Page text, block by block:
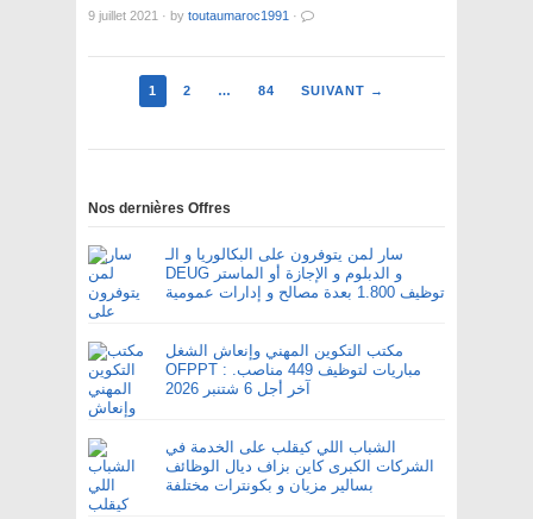
9 juillet 2021 · by toutaumaroc1991 ·
1 2 … 84 SUIVANT →
Nos dernières Offres
سار لمن يتوفرون على البكالوريا و الـ
DEUG و الدبلوم و الإجازة أو الماستر
توظيف 1.800 بعدة مصالح و إدارات عمومية
مكتب التكوين المهني وإنعاش الشغل
OFPPT : مباريات لتوظيف 449 مناصب.
آخر أجل 6 شتنبر 2026
الشباب اللي كيقلب على الخدمة في
الشركات الكبرى كاين بزاف ديال الوظائف
بسالير مزيان و بكونترات مختلفة